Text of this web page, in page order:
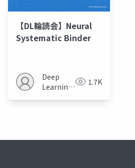
【DL輪読会】Neural
Systematic Binder
Deep
Learning
1.7K